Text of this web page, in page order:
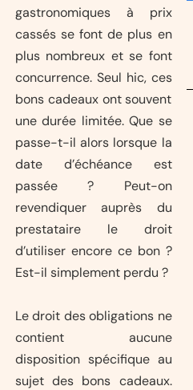
gastronomiques à prix
cassés se font de plus en
plus nombreux et se font
concurrence. Seul hic, ces
bons cadeaux ont souvent
une durée limitée. Que se
passe-t-il alors lorsque la
date d’échéance est
passée ? Peut-on
revendiquer auprès du
prestataire le droit
d’utiliser encore ce bon ?
Est-il simplement perdu ?
Le droit des obligations ne
contient aucune
disposition spécifique au
sujet des bons cadeaux.